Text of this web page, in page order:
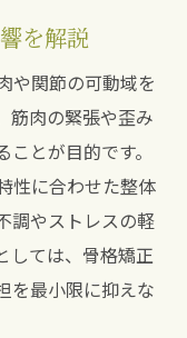
る理由を紹介
果的な対策
が有効な訳
ケア術の魅力
イント紹介
内容を解説
室比較ポイン
を解説
や関節の可動域を
筋肉の緊張や歪み
とが目的です。
性に合わせた整体
調やストレスの軽
しては、骨格矯正
を最小限に抑えな